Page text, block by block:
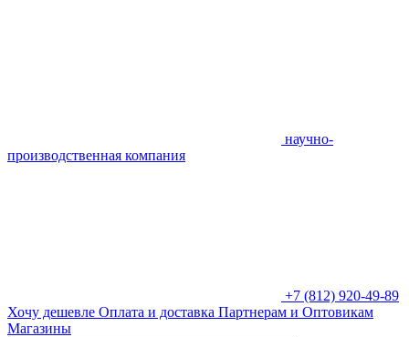
научно-
производственная компания
+7 (812) 920-49-89
Хочу дешевле Оплата и доставка Партнерам и Оптовикам
Магазины